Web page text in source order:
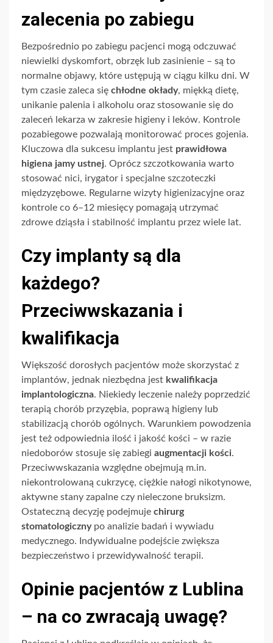
zalecenia po zabiegu
Bezpośrednio po zabiegu pacjenci mogą odczuwać
niewielki dyskomfort, obrzęk lub zasinienie – są to
normalne objawy, które ustępują w ciągu kilku dni. W
tym czasie zaleca się chłodne okłady, miękką dietę,
unikanie palenia i alkoholu oraz stosowanie się do
zaleceń lekarza w zakresie higieny i leków. Kontrole
pozabiegowe pozwalają monitorować proces gojenia.
Kluczowa dla sukcesu implantu jest prawidłowa
higiena jamy ustnej. Oprócz szczotkowania warto
stosować nici, irygator i specjalne szczoteczki
międzyzębowe. Regularne wizyty higienizacyjne oraz
kontrole co 6–12 miesięcy pomagają utrzymać
zdrowe dziąsła i stabilność implantu przez wiele lat.
Czy implanty są dla
każdego?
Przeciwwskazania i
kwalifikacja
Większość dorosłych pacjentów może skorzystać z
implantów, jednak niezbędna jest kwalifikacja
implantologiczna. Niekiedy leczenie należy poprzedzić
terapią chorób przyzębia, poprawą higieny lub
stabilizacją chorób ogólnych. Warunkiem powodzenia
jest też odpowiednia ilość i jakość kości – w razie
niedoborów stosuje się zabiegi augmentacji kości.
Przeciwwskazania względne obejmują m.in.
niekontrolowaną cukrzycę, ciężkie nałogi nikotynowe,
aktywne stany zapalne czy nieleczone bruksizm.
Ostateczną decyzję podejmuje chirurg
stomatologicznypo analizie badań i wywiadu
medycznego. Indywidualne podejście zwiększa
bezpieczeństwo i przewidywalność terapii.
Opinie pacjentów z Lublina
– na co zwracają uwagę?